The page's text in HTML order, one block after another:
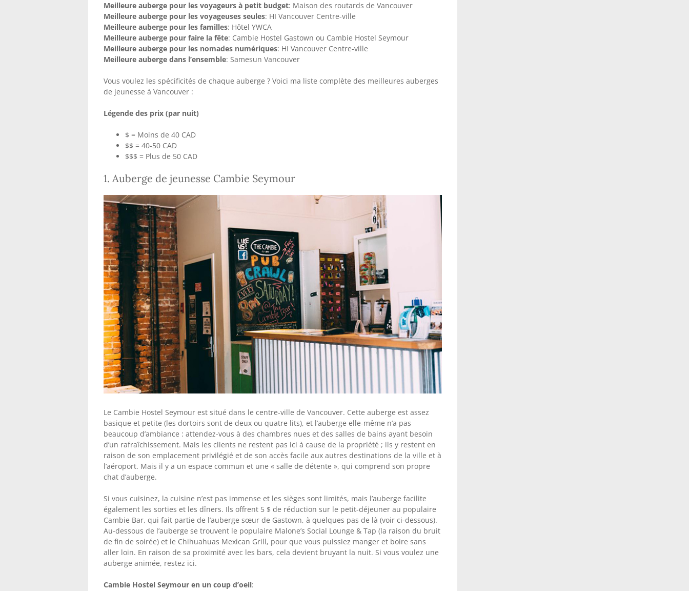
Meilleure auberge pour les voyageurs à petit budget: Maison des routards de Vancouver
Meilleure auberge pour les voyageuses seules: HI Vancouver Centre-ville
Meilleure auberge pour les familles: Hôtel YWCA
Meilleure auberge pour faire la fête: Cambie Hostel Gastown ou Cambie Hostel Seymour
Meilleure auberge pour les nomades numériques: HI Vancouver Centre-ville
Meilleure auberge dans l’ensemble: Samesun Vancouver
Vous voulez les spécificités de chaque auberge ? Voici ma liste complète des meilleures auberges
de jeunesse à Vancouver :
Légende des prix (par nuit)
$ = Moins de 40 CAD
$$ = 40-50 CAD
$$$ = Plus de 50 CAD
1. Auberge de jeunesse Cambie Seymour
Le Cambie Hostel Seymour est situé dans le centre-ville de Vancouver. Cette auberge est assez
basique et petite (les dortoirs sont de deux ou quatre lits), et l’auberge elle-même n’a pas
beaucoup d’ambiance : attendez-vous à des chambres nues et des salles de bains ayant besoin
d’un rafraîchissement. Mais les clients ne restent pas ici à cause de la propriété ; ils y restent en
raison de son emplacement privilégié et de son accès facile aux autres destinations de la ville et à
l’aéroport. Mais il y a un espace commun et une « salle de détente », qui comprend son propre
chat d’auberge.
Si vous cuisinez, la cuisine n’est pas immense et les sièges sont limités, mais l’auberge facilite
également les sorties et les dîners. Ils offrent 5 $ de réduction sur le petit-déjeuner au populaire
Cambie Bar, qui fait partie de l’auberge sœur de Gastown, à quelques pas de là (voir ci-dessous).
Au-dessous de l’auberge se trouvent le populaire Malone’s Social Lounge & Tap (la raison du bruit
de fin de soirée) et le Chihuahuas Mexican Grill, pour que vous puissiez manger et boire sans
aller loin. En raison de sa proximité avec les bars, cela devient bruyant la nuit. Si vous voulez une
auberge animée, restez ici.
Cambie Hostel Seymour en un coup d’oeil: